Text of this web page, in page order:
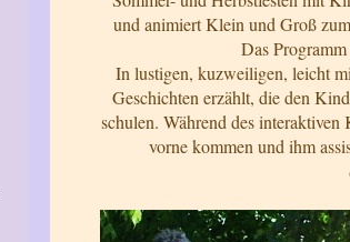
und animiert Klein und Groß
Das
In lustigen, kuzweiligen, leicht
Geschichten erzählt, die den
schulen. Während des
vorne kommen und ihm